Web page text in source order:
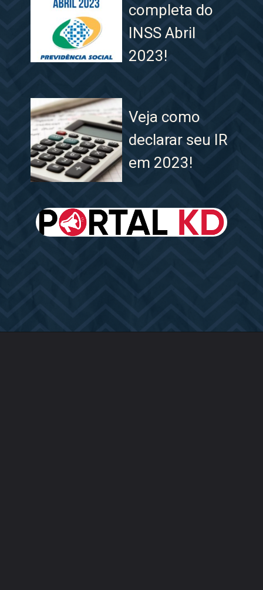
completa do
INSS Abril
2023!
Veja como
declarar seu IR
em 2023!